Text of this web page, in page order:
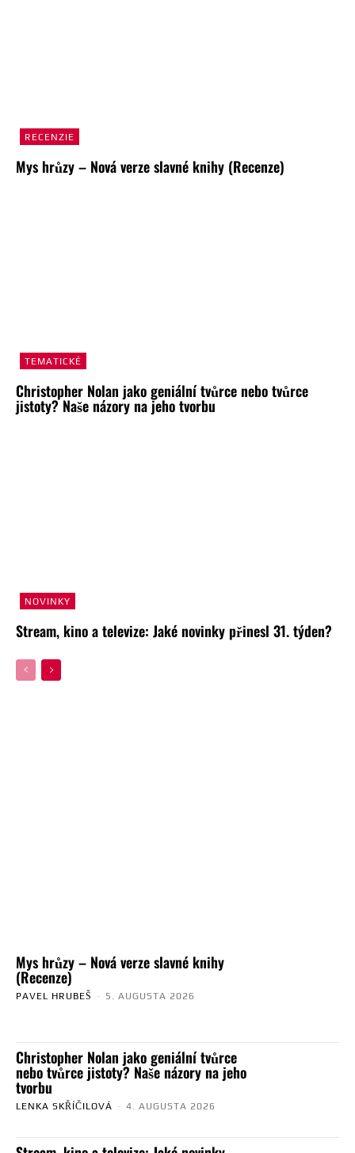
RECENZIE
Mys hrůzy – Nová verze slavné knihy (Recenze)
TEMATICKÉ
Christopher Nolan jako geniální tvůrce nebo tvůrce
jistoty? Naše názory na jeho tvorbu
NOVINKY
Stream, kino a televize: Jaké novinky přinesl 31. týden?
Mys hrůzy – Nová verze slavné knihy
(Recenze)
PAVEL HRUBEŠ - 5. AUGUSTA 2026
Christopher Nolan jako geniální tvůrce
nebo tvůrce jistoty? Naše názory na jeho
tvorbu
LENKA SKŘÍČILOVÁ - 4. AUGUSTA 2026